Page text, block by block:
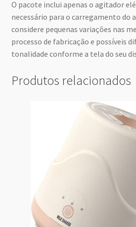
O pacote inclui apenas o agitador
necessário para o carregamento do
considere pequenas variações nas
processo de fabricação e possíveis
tonalidade conforme a tela do seu
Produtos relacionados